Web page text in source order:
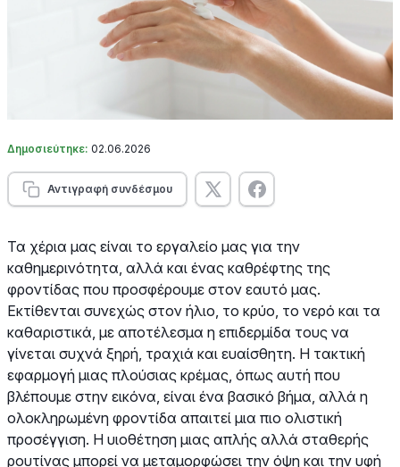
Δημοσιεύτηκε: 02.06.2026
Αντιγραφή συνδέσμου
Τα χέρια μας είναι το εργαλείο μας για την
καθημερινότητα, αλλά και ένας καθρέφτης της
φροντίδας που προσφέρουμε στον εαυτό μας.
Εκτίθενται συνεχώς στον ήλιο, το κρύο, το νερό και τα
καθαριστικά, με αποτέλεσμα η επιδερμίδα τους να
γίνεται συχνά ξηρή, τραχιά και ευαίσθητη. Η τακτική
εφαρμογή μιας πλούσιας κρέμας, όπως αυτή που
βλέπουμε στην εικόνα, είναι ένα βασικό βήμα, αλλά η
ολοκληρωμένη φροντίδα απαιτεί μια πιο ολιστική
προσέγγιση. Η υιοθέτηση μιας απλής αλλά σταθερής
ρουτίνας μπορεί να μεταμορφώσει την όψη και την υφή